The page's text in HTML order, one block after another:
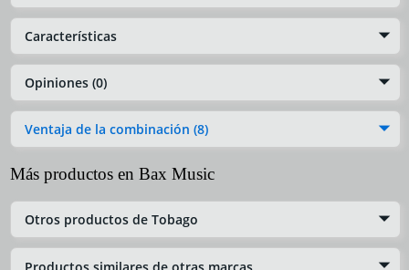
Características
Opiniones (0)
Ventaja de la combinación (8)
Más productos en Bax Music
Otros productos de Tobago
Productos similares de otras marcas